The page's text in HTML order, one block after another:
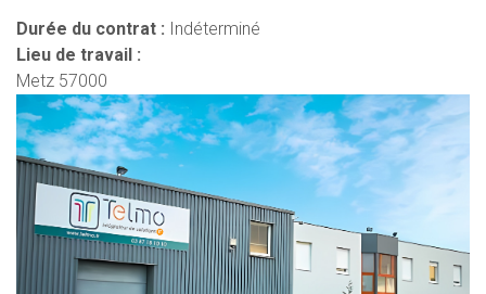
Durée du contrat : Indéterminé
Lieu de travail :
Metz 57000